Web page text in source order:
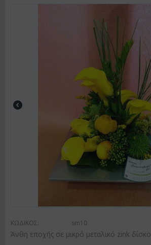
ΚΩΔΙΚΟΣ: sm10
Άνθη εποχής σε μικρό μεταλικό zink δίσκο